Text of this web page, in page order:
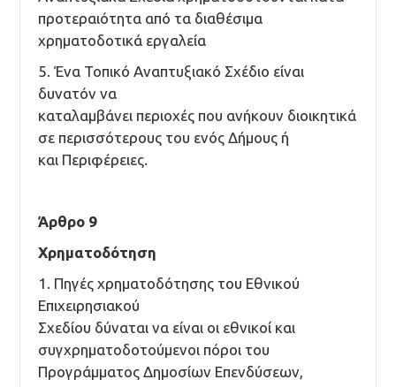
προτεραιότητα από τα διαθέσιμα
χρηματοδοτικά εργαλεία
5. Ένα Τοπικό Αναπτυξιακό Σχέδιο είναι
δυνατόν να
καταλαμβάνει περιοχές που ανήκουν διοικητικά
σε περισσότερους του ενός Δήμους ή
και Περιφέρειες.
Άρθρο 9
Χρηματοδότηση
1. Πηγές χρηματοδότησης του Εθνικού
Επιχειρησιακού
Σχεδίου δύναται να είναι οι εθνικοί και
συγχρηματοδοτούμενοι πόροι του
Προγράμματος Δημοσίων Επενδύσεων,